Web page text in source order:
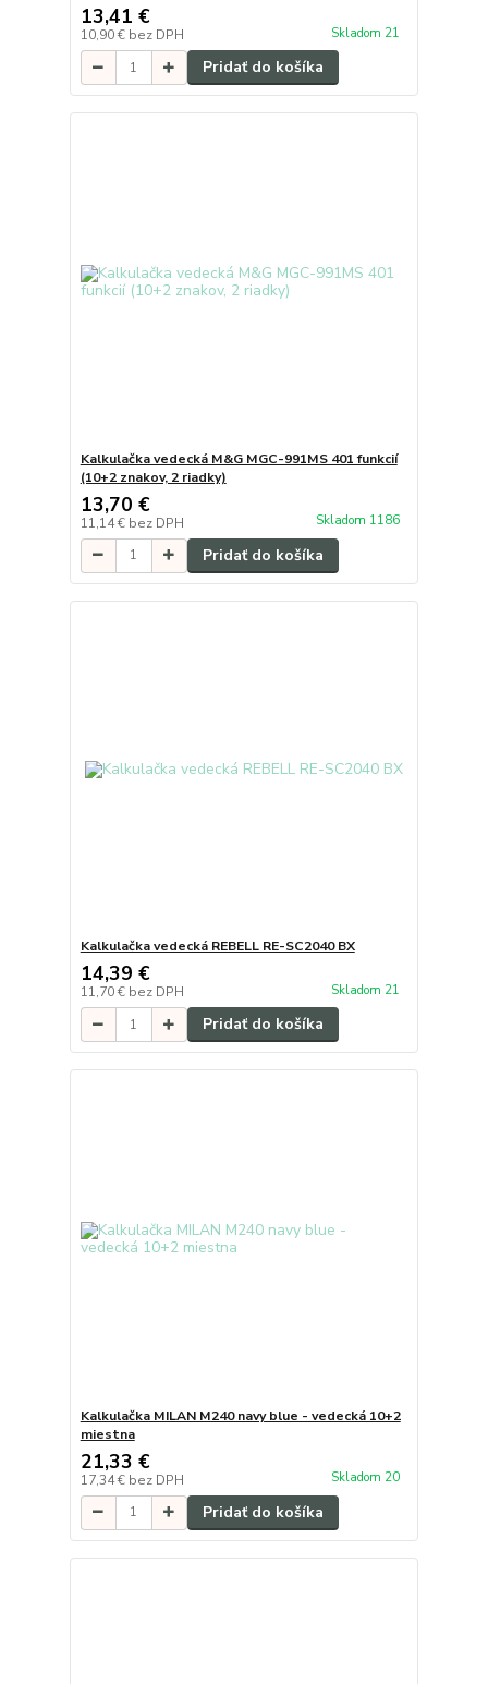
13,41 €
10,90 € bez DPH Skladom 21
Pridať do košíka
Kalkulačka vedecká M&G MGC-991MS 401 funkcií
(10+2 znakov, 2 riadky)
13,70 €
11,14 € bez DPH Skladom 1186
Pridať do košíka
Kalkulačka vedecká REBELL RE-SC2040 BX
14,39 €
11,70 € bez DPH Skladom 21
Pridať do košíka
Kalkulačka MILAN M240 navy blue - vedecká 10+2
miestna
21,33 €
17,34 € bez DPH Skladom 20
Pridať do košíka